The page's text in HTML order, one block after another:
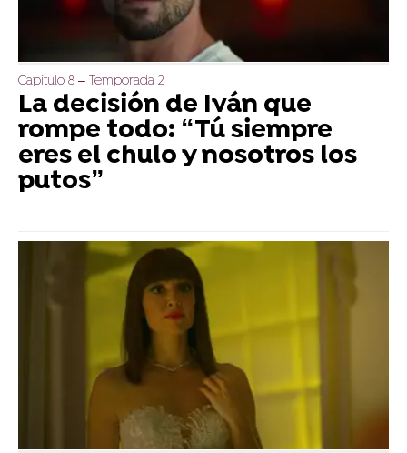
Capítulo 8 – Temporada 2
La decisión de Iván que
rompe todo: “Tú siempre
eres el chulo y nosotros los
putos”